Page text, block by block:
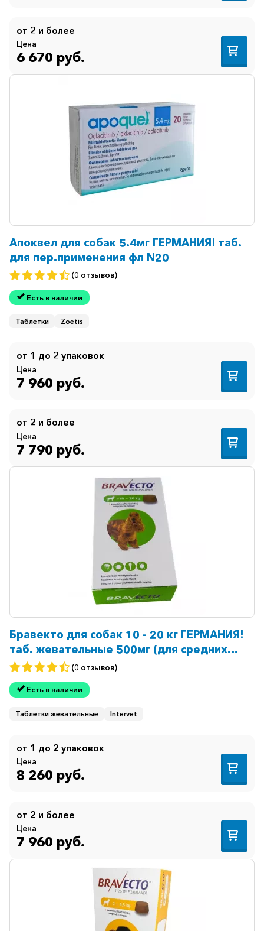
от 2 и более
Цена
6 670 руб.
Апоквел для собак 5.4мг ГЕРМАНИЯ! таб.
для пер.применения фл N20
(0 отзывов)
Есть в наличии
Таблетки Zoetis
от 1 до 2 упаковок
Цена
7 960 руб.
от 2 и более
Цена
7 790 руб.
Бравекто для собак 10 - 20 кг ГЕРМАНИЯ!
таб. жевательные 500мг (для средних
пород) N1 (0 отзывов)
Есть в наличии
Таблетки жевательные Intervet
от 1 до 2 упаковок
Цена
8 260 руб.
от 2 и более
Цена
7 960 руб.